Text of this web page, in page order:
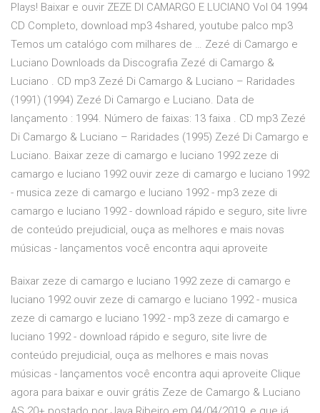
Plays! Baixar e ouvir ZEZE DI CAMARGO E LUCIANO Vol 04 1994
CD Completo, download mp3 4shared, youtube palco mp3
Temos um catalógo com milhares de … Zezé di Camargo e
Luciano Downloads da Discografia Zezé di Camargo &
Luciano . CD mp3 Zezé Di Camargo & Luciano – Raridades
(1991) (1994) Zezé Di Camargo e Luciano. Data de
lançamento : 1994. Número de faixas: 13 faixa . CD mp3 Zezé
Di Camargo & Luciano – Raridades (1995) Zezé Di Camargo e
Luciano. Baixar zeze di camargo e luciano 1992 zeze di
camargo e luciano 1992 ouvir zeze di camargo e luciano 1992
- musica zeze di camargo e luciano 1992 - mp3 zeze di
camargo e luciano 1992 - download rápido e seguro, site livre
de conteúdo prejudicial, ouça as melhores e mais novas
músicas - lançamentos você encontra aqui aproveite
Baixar zeze di camargo e luciano 1992 zeze di camargo e
luciano 1992 ouvir zeze di camargo e luciano 1992 - musica
zeze di camargo e luciano 1992 - mp3 zeze di camargo e
luciano 1992 - download rápido e seguro, site livre de
conteúdo prejudicial, ouça as melhores e mais novas
músicas - lançamentos você encontra aqui aproveite Clique
agora para baixar e ouvir grátis Zeze de Camargo & Luciano